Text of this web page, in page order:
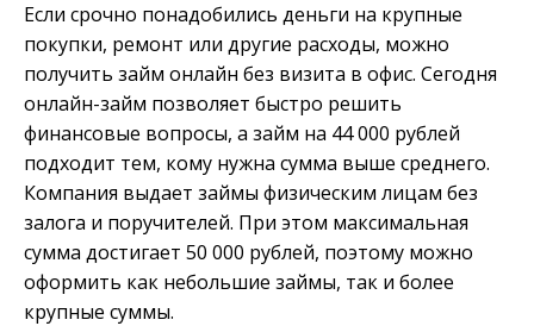
Если срочно понадобились деньги на крупные
покупки, ремонт или другие расходы, можно
получить займ онлайн без визита в офис. Сегодня
онлайн-займ позволяет быстро решить
финансовые вопросы, а займ на 44 000 рублей
подходит тем, кому нужна сумма выше среднего.
Компания выдает займы физическим лицам без
залога и поручителей. При этом максимальная
сумма достигает 50 000 рублей, поэтому можно
оформить как небольшие займы, так и более
крупные суммы.